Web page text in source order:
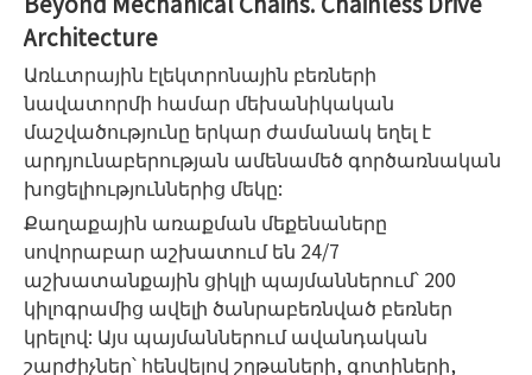
Architecture
Առևտրային էլեկտրոնային բեռների
նավատորմի համար մեխանիկական
մաշվածությունը երկար ժամանակ եղել է
արդյունաբերության ամենամեծ գործառնական
խոցելիություններից մեկը:
Քաղաքային առաքման մեքենաները
սովորաբար աշխատում են 24/7
աշխատանքային ցիկլի պայմաններում՝ 200
կիլոգրամից ավելի ծանրաբեռնված բեռներ
կրելով: Այս պայմաններում ավանդական
շարժիչներ՝ հենվելով շղթաների, գոտիների,